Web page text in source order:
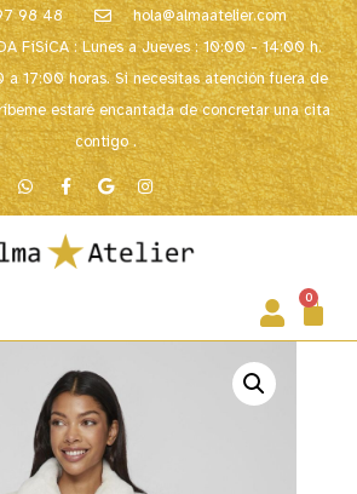
98 48
hola@almaatelier.com
FíSiCA : Lunes a Jueves : 10:00 - 14:00 h.
a 17:00 horas. Si necesitas atención fuera de
estaré encantada de concretar una cita
contigo .
0